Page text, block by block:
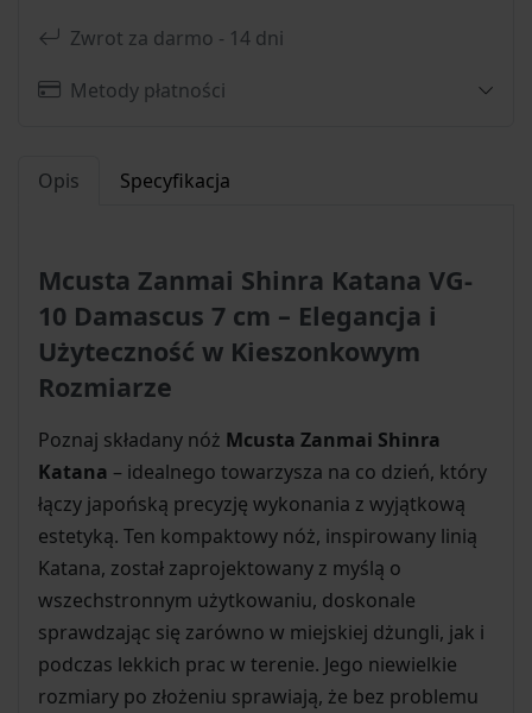
Zwrot za darmo - 14 dni
Metody płatności
Opis Specyfikacja
Mcusta Zanmai Shinra Katana VG-
10 Damascus 7 cm – Elegancja i
Użyteczność w Kieszonkowym
Rozmiarze
Poznaj składany nóż Mcusta Zanmai Shinra
Katana – idealnego towarzysza na co dzień, który
łączy japońską precyzję wykonania z wyjątkową
estetyką. Ten kompaktowy nóż, inspirowany linią
Katana, został zaprojektowany z myślą o
wszechstronnym użytkowaniu, doskonale
sprawdzając się zarówno w miejskiej dżungli, jak i
podczas lekkich prac w terenie. Jego niewielkie
rozmiary po złożeniu sprawiają, że bez problemu